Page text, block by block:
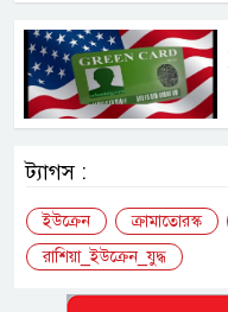
ট্যাগস :
ইউক্রেন ক্রামাতোরস্ক
রাশিয়া_ইউক্রেন_যুদ্ধ